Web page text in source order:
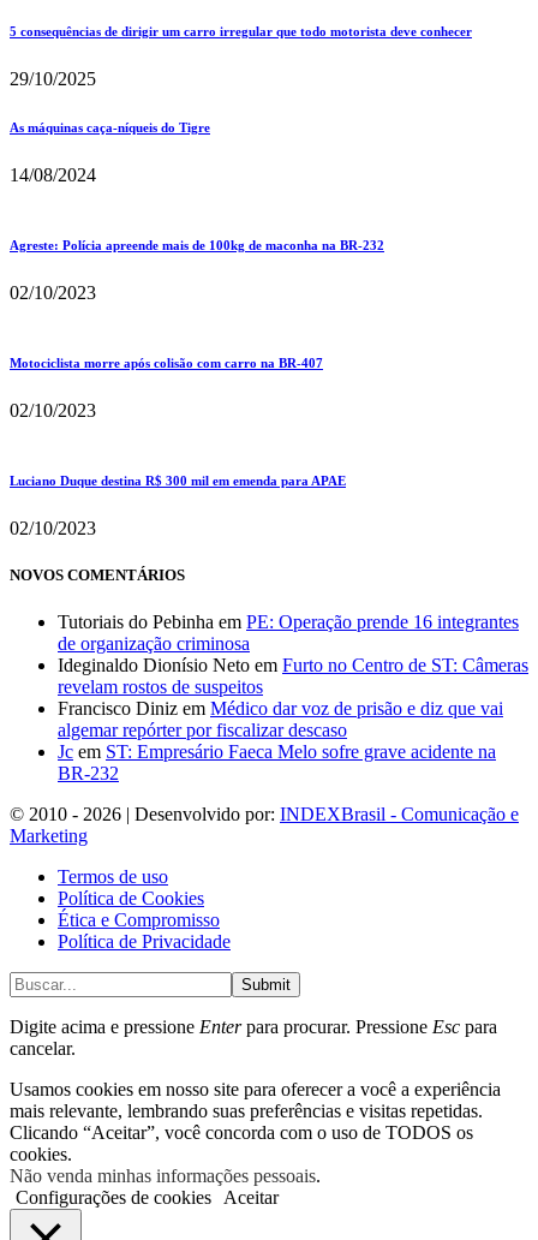
5 consequências de dirigir um carro irregular que todo motorista deve conhecer
29/10/2025
As máquinas caça-níqueis do Tigre
14/08/2024
Agreste: Polícia apreende mais de 100kg de maconha na BR-232
02/10/2023
Motociclista morre após colisão com carro na BR-407
02/10/2023
Luciano Duque destina R$ 300 mil em emenda para APAE
02/10/2023
NOVOS COMENTÁRIOS
Tutoriais do Pebinha em PE: Operação prende 16 integrantes
de organização criminosa
Ideginaldo Dionísio Neto em Furto no Centro de ST: Câmeras
revelam rostos de suspeitos
Francisco Diniz em Médico dar voz de prisão e diz que vai
algemar repórter por fiscalizar descaso
Jc em ST: Empresário Faeca Melo sofre grave acidente na
BR-232
© 2010 - 2026 | Desenvolvido por: INDEXBrasil - Comunicação e
Marketing
Termos de uso
Política de Cookies
Ética e Compromisso
Política de Privacidade
Submit
Digite acima e pressione Enterpara procurar. Pressione Esc para
cancelar.
Usamos cookies em nosso site para oferecer a você a experiência
mais relevante, lembrando suas preferências e visitas repetidas.
Clicando “Aceitar”, você concorda com o uso de TODOS os
cookies.
Não venda minhas informações pessoais.
Configurações de cookies
Aceitar